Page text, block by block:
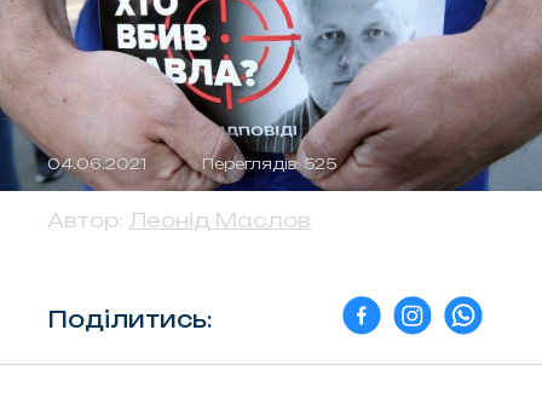
04.06.2021 Переглядів: 525
Автор: Леонід Маслов
Поділитись: